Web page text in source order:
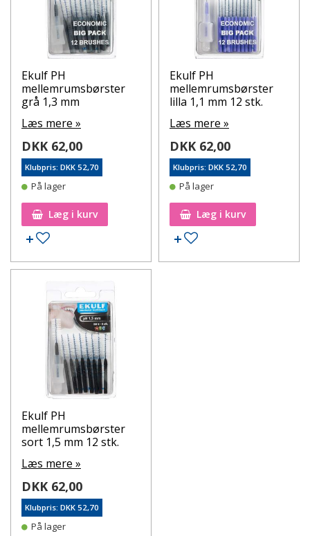
Ekulf PH
mellemrumsbørster
grå 1,3 mm
Læs mere »
DKK 62,00
Klubpris: DKK 52,70
På lager
Læg i kurv
Tilføj til ønskeseddel
Ekulf PH
mellemrumsbørster
lilla 1,1 mm 12 stk.
Læs mere »
DKK 62,00
Klubpris: DKK 52,70
På lager
Læg i kurv
Tilføj til ønskeseddel
Ekulf PH
mellemrumsbørster
sort 1,5 mm 12 stk.
Læs mere »
DKK 62,00
Klubpris: DKK 52,70
På lager